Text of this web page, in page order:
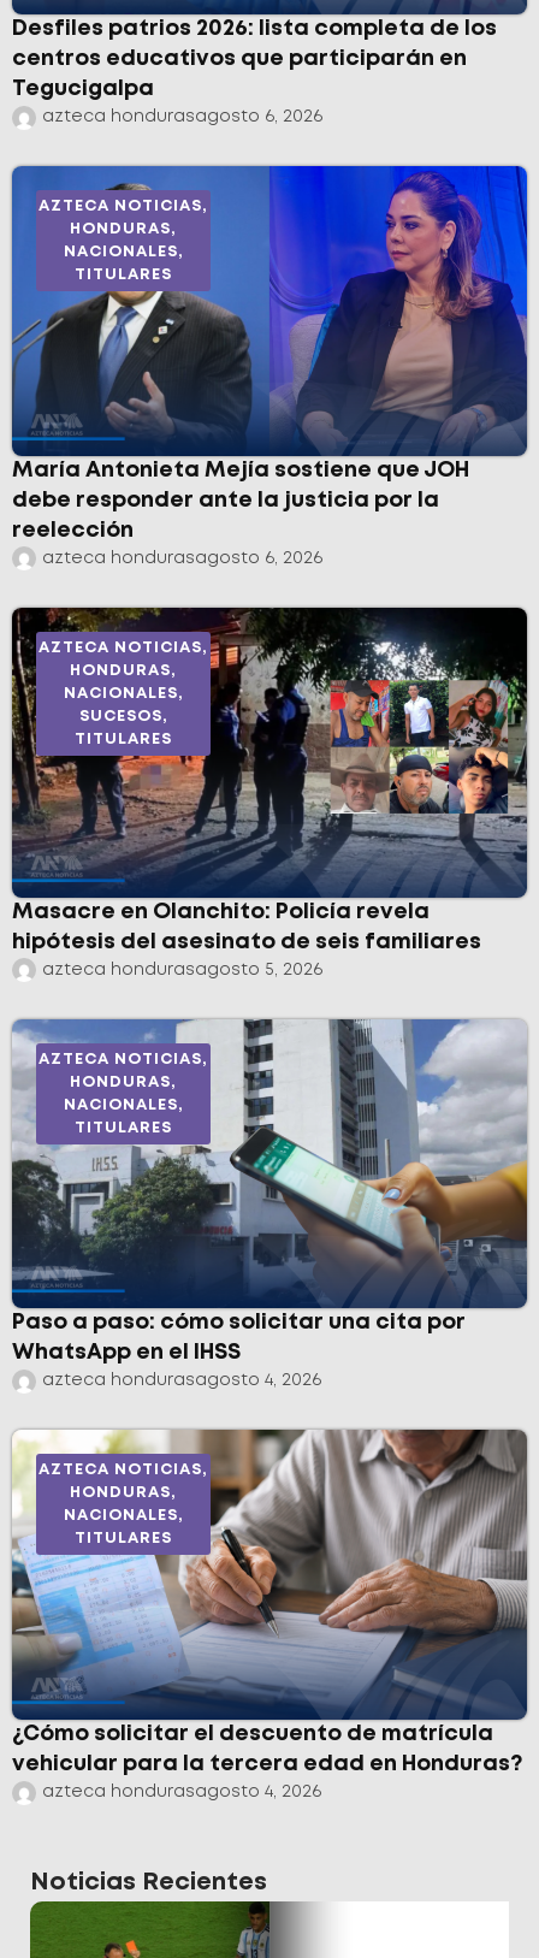
Desfiles patrios 2026: lista completa de los
centros educativos que participarán en
Tegucigalpa
azteca hondurasagosto 6, 2026
AZTECA NOTICIAS,
HONDURAS,
NACIONALES,
TITULARES
María Antonieta Mejía sostiene que JOH
debe responder ante la justicia por la
reelección
azteca hondurasagosto 6, 2026
AZTECA NOTICIAS,
HONDURAS,
NACIONALES,
SUCESOS,
TITULARES
Masacre en Olanchito: Policía revela
hipótesis del asesinato de seis familiares
azteca hondurasagosto 5, 2026
AZTECA NOTICIAS,
HONDURAS,
NACIONALES,
TITULARES
Paso a paso: cómo solicitar una cita por
WhatsApp en el IHSS
azteca hondurasagosto 4, 2026
AZTECA NOTICIAS,
HONDURAS,
NACIONALES,
TITULARES
¿Cómo solicitar el descuento de matrícula
vehicular para la tercera edad en Honduras?
azteca hondurasagosto 4, 2026
Noticias Recientes